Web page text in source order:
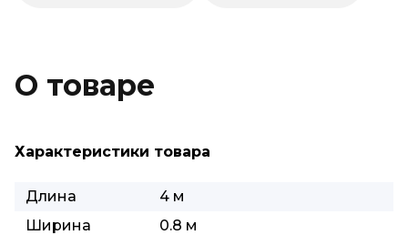
О товаре
Характеристики товара
Длина
4 м
Ширина
0.8 м